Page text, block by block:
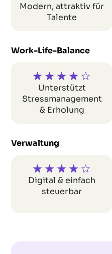
Modern, attraktiv für
Talente
Work-Life-Balance
Unterstützt
Stressmanagement
& Erholung
Verwaltung
Digital & einfach
steuerbar